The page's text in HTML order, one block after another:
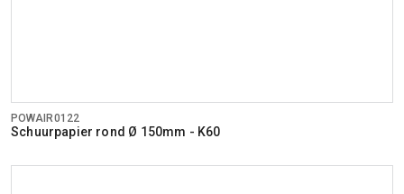
POWAIR0122
Schuurpapier rond Ø 150mm - K60